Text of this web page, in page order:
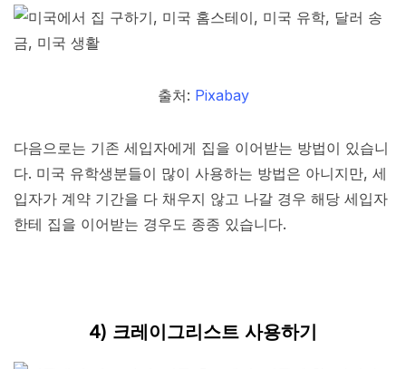
출처: Pixabay
다음으로는 기존 세입자에게 집을 이어받는 방법이 있습니
다. 미국 유학생분들이 많이 사용하는 방법은 아니지만, 세
입자가 계약 기간을 다 채우지 않고 나갈 경우 해당 세입자
한테 집을 이어받는 경우도 종종 있습니다.
4) 크레이그리스트 사용하기